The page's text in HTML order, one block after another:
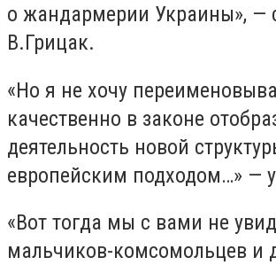
о жандармерии Украины», —
В.Грицак.
«Но я не хочу
качественно в законе
деятельность новой
европейским подходом…» —
«Вот тогда мы с вами не
мальчиков-комсомольцев и